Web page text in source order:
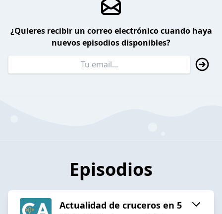
¿Quieres recibir un correo electrónico cuando haya
nuevos episodios disponibles?
Episodios
Actualidad de cruceros en 5